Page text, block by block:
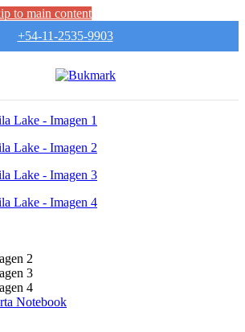
to main content
+54-11-2535-9903
Notebook